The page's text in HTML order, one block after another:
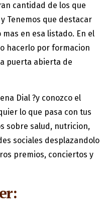
cantidad de los que
Tenemos que destacar
en esa listado. En el
hacerlo por formacion
puerta abierta de
Dial ?y conozco el
lo que pasa con tus
sobre salud, nutricion,
sociales desplazandolo
premios, conciertos y